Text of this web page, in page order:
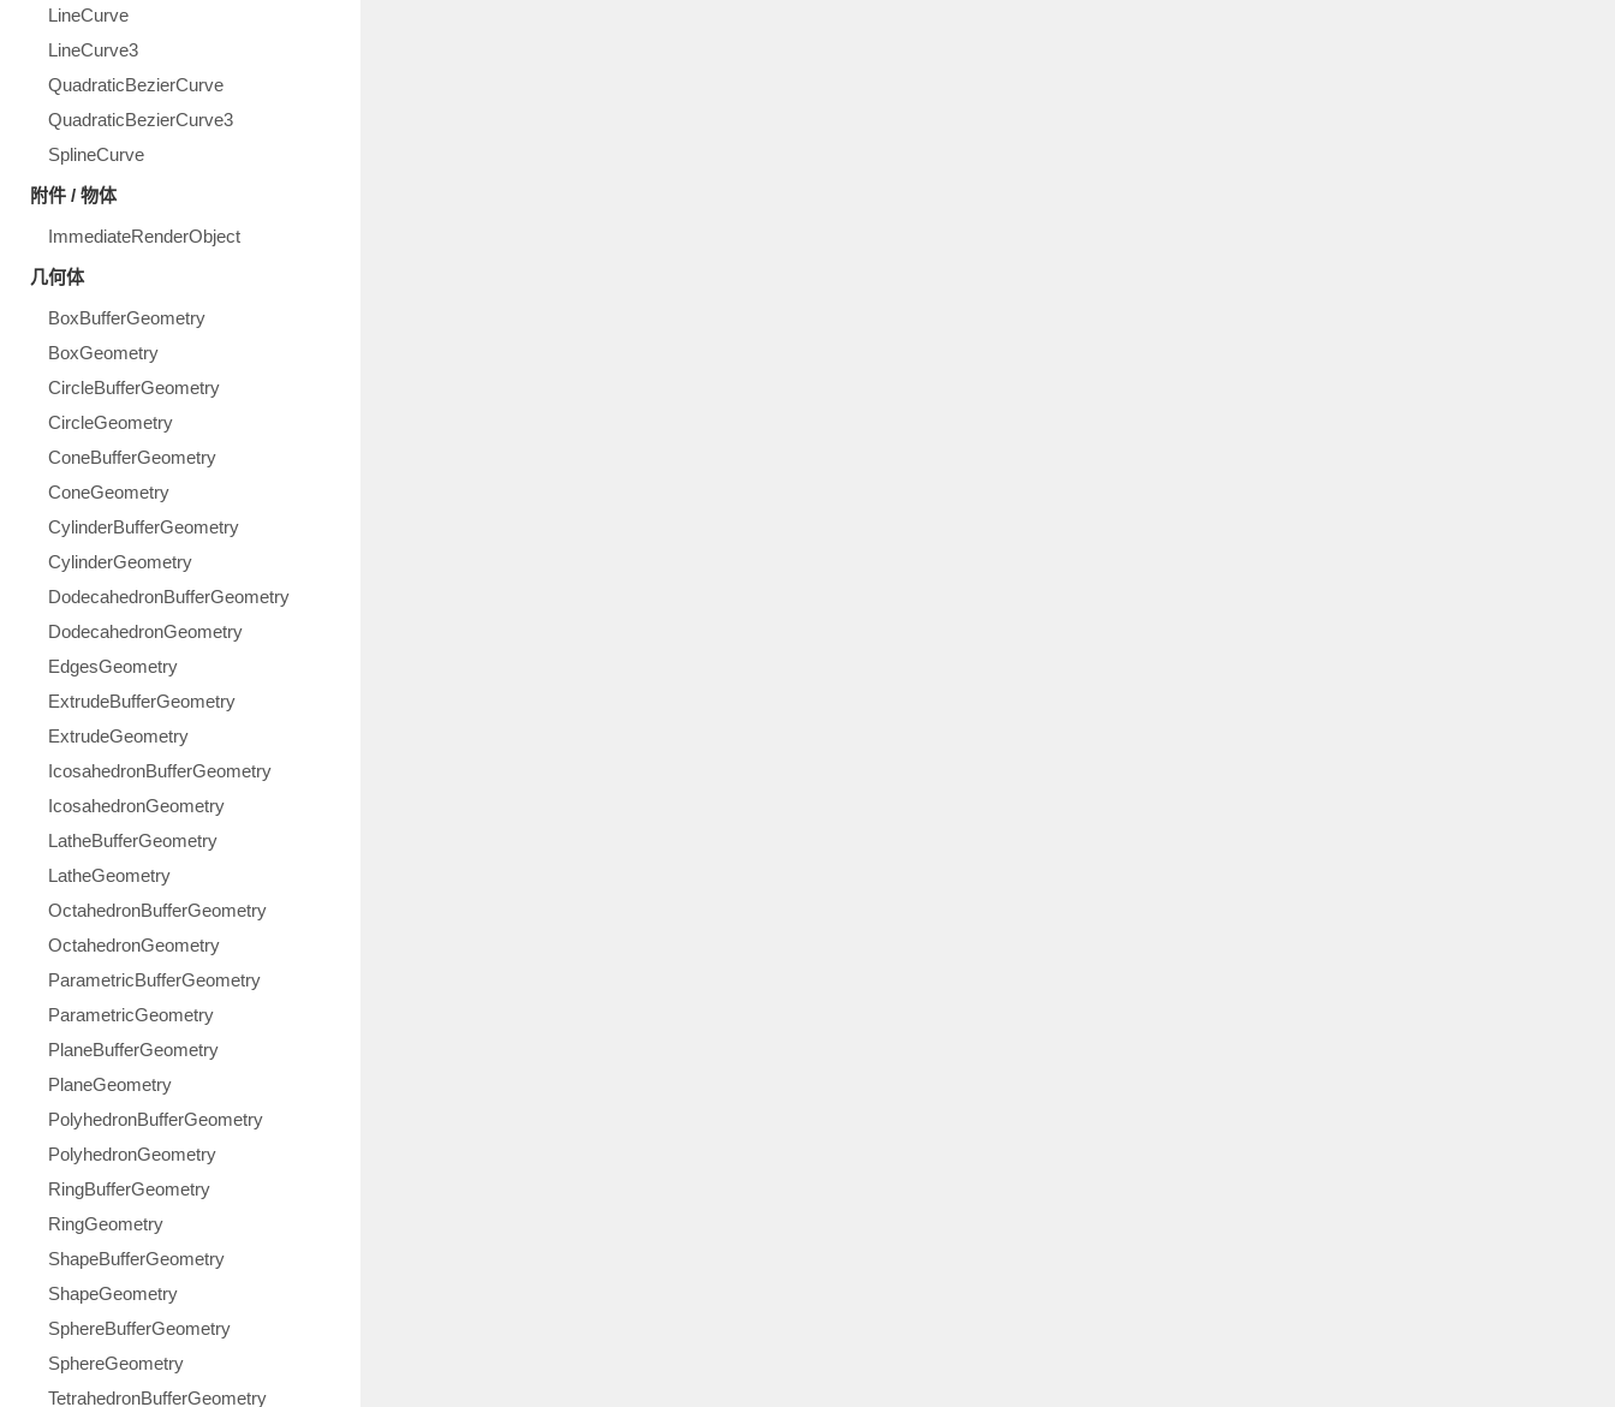
LineCurve
LineCurve3
QuadraticBezierCurve
QuadraticBezierCurve3
SplineCurve
附件 / 物体
ImmediateRenderObject
几何体
BoxBufferGeometry
BoxGeometry
CircleBufferGeometry
CircleGeometry
ConeBufferGeometry
ConeGeometry
CylinderBufferGeometry
CylinderGeometry
DodecahedronBufferGeometry
DodecahedronGeometry
EdgesGeometry
ExtrudeBufferGeometry
ExtrudeGeometry
IcosahedronBufferGeometry
IcosahedronGeometry
LatheBufferGeometry
LatheGeometry
OctahedronBufferGeometry
OctahedronGeometry
ParametricBufferGeometry
ParametricGeometry
PlaneBufferGeometry
PlaneGeometry
PolyhedronBufferGeometry
PolyhedronGeometry
RingBufferGeometry
RingGeometry
ShapeBufferGeometry
ShapeGeometry
SphereBufferGeometry
SphereGeometry
TetrahedronBufferGeometry